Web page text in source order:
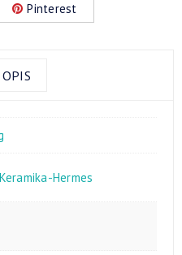
Pinterest
OPIS
Hermes